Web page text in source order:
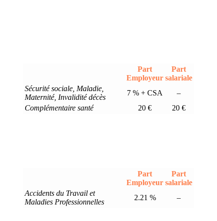
Part
Employeur
Part
salariale
Sécurité sociale, Maladie,
Maternité, Invalidité décès
7 % + CSA
–
Complémentaire santé
20 € 20 €
Part
Employeur
Part
salariale
Accidents du Travail et
Maladies Professionnelles
2.21 % –